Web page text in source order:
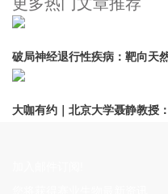
破局神经退行性疾病：靶向天
大咖有约｜北京大学聂静教授